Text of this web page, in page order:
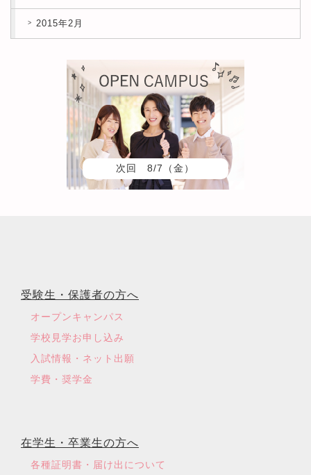
2015年2月
次回 8/7（金）
受験生・保護者の方へ
オープンキャンパス
学校見学お申し込み
入試情報・ネット出願
学費・奨学金
在学生・卒業生の方へ
各種証明書・届け出について